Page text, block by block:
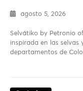
agosto 5, 2026
Selvátiko by Petronio
inspirada en las selvas
departamentos de